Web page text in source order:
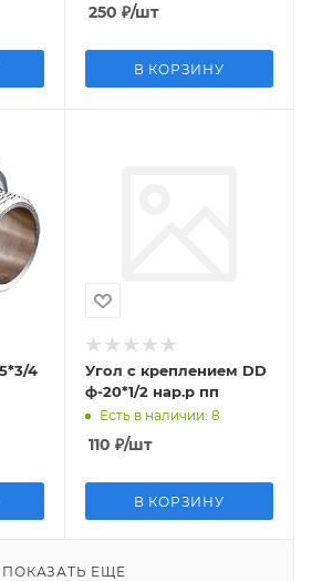
250 ₽/шт
В КОРЗИНУ
4
Угол с креплением DD
ф-20*1/2 нар.р пп
Есть в наличии: 8
110 ₽/шт
В КОРЗИНУ
ПОКАЗАТЬ ЕЩЕ